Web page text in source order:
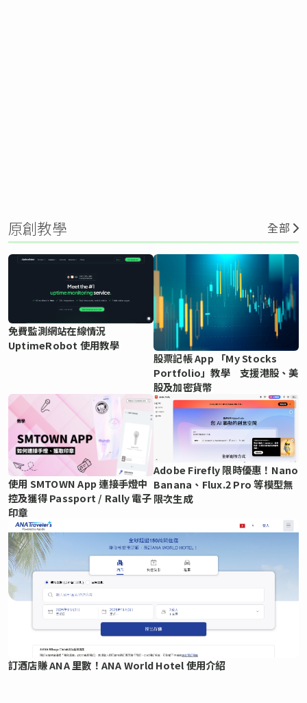
原創教學 全部
免費監測網站在線情況
UptimeRobot 使用教學
股票記帳 App 「My Stocks
Portfolio」教學 支援港股、美
股及加密貨幣
使用 SMTOWN App 連接手燈中
控及獲得 Passport / Rally 電子
印章
Adobe Firefly 限時優惠！Nano
Banana、Flux.2 Pro 等模型無
限次生成
訂酒店賺 ANA 里數！ANA World Hotel 使用介紹